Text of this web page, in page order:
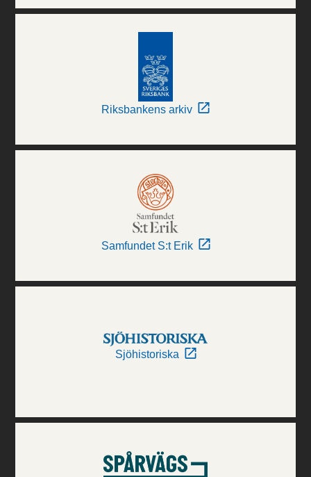
Riksbankens arkiv
Samfundet S:t Erik
Sjöhistoriska